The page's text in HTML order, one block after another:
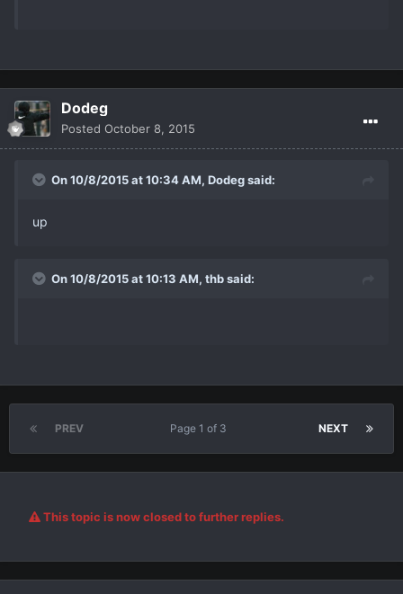
Dodeg
Posted October 8, 2015
On 10/8/2015 at 10:34 AM, Dodegsaid:
up
On 10/8/2015 at 10:13 AM, thbsaid:
PREV NEXT
Page 1 of 3
This topic is now closed to further replies.